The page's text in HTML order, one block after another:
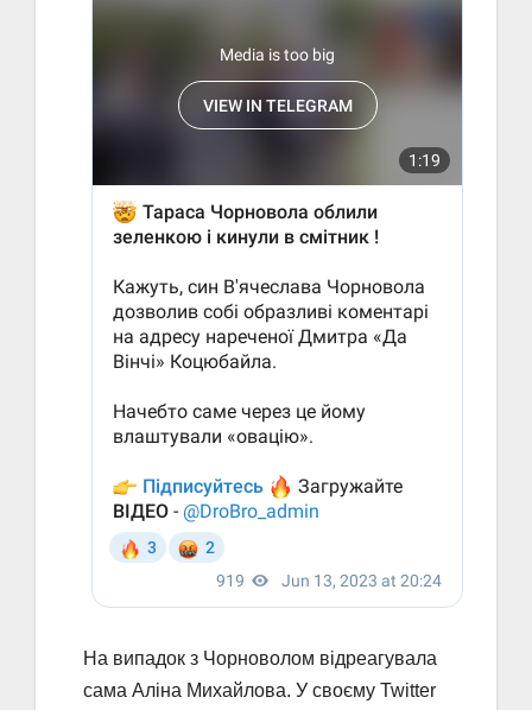
На випадок з Чорноволом відреагувала
сама Аліна Михайлова. У своєму Twitter